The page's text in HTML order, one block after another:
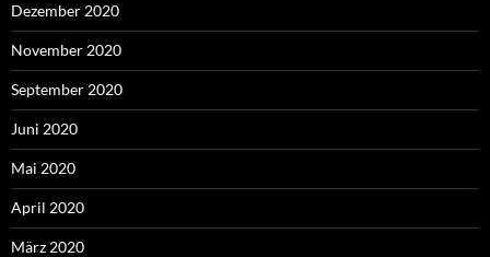
Dezember 2020
November 2020
September 2020
Juni 2020
Mai 2020
April 2020
März 2020